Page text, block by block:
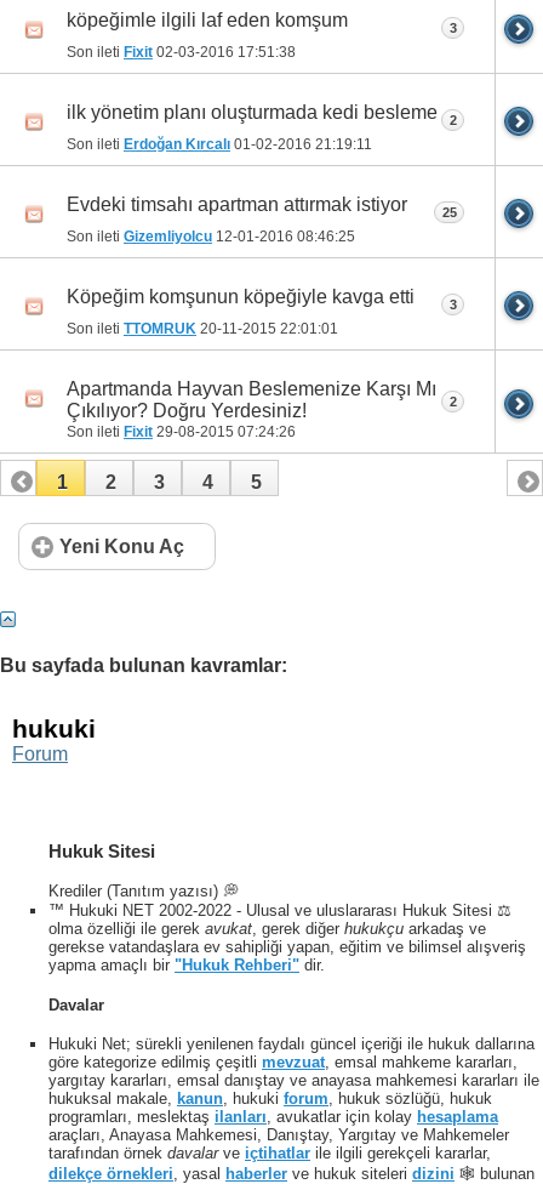
köpeğimle ilgili laf eden komşum
Son ileti Fixit 02-03-2016 17:51:38
3
ilk yönetim planı oluşturmada kedi besleme
Son ileti Erdoğan Kırcalı 01-02-2016 21:19:11
2
Evdeki timsahı apartman attırmak istiyor
Son ileti Gizemliyolcu 12-01-2016 08:46:25
25
Köpeğim komşunun köpeğiyle kavga etti
Son ileti TTOMRUK 20-11-2015 22:01:01
3
Apartmanda Hayvan Beslemenize Karşı Mı
Çıkılıyor? Doğru Yerdesiniz!
Son ileti Fixit 29-08-2015 07:24:26
2
1 2 3 4 5
Yeni Konu Aç
Bu sayfada bulunan kavramlar:
hukuki
Forum
Hukuk Sitesi
Krediler (Tanıtım yazısı) 💭
™ Hukuki NET 2002-2022 - Ulusal ve uluslararası Hukuk Sitesi ⚖️
olma özelliği ile gerek avukat, gerek diğer hukukçu arkadaş ve
gerekse vatandaşlara ev sahipliği yapan, eğitim ve bilimsel alışveriş
yapma amaçlı bir "Hukuk Rehberi" dir.
Davalar
Hukuki Net; sürekli yenilenen faydalı güncel içeriği ile hukuk dallarına
göre kategorize edilmiş çeşitli mevzuat , emsal mahkeme kararları,
yargıtay kararları, emsal danıştay ve anayasa mahkemesi kararları ile
hukuksal makale,
kanun , hukuki forum , hukuk sözlüğü, hukuk
programları, meslektaş ilanları , avukatlar için kolay hesaplama
araçları, Anayasa Mahkemesi, Danıştay, Yargıtay ve Mahkemeler
tarafından örnek davalarve içtihatlar ile ilgili gerekçeli kararlar,
dilekçe örnekleri , yasal haberler ve hukuk siteleri dizini 🕸 bulunan